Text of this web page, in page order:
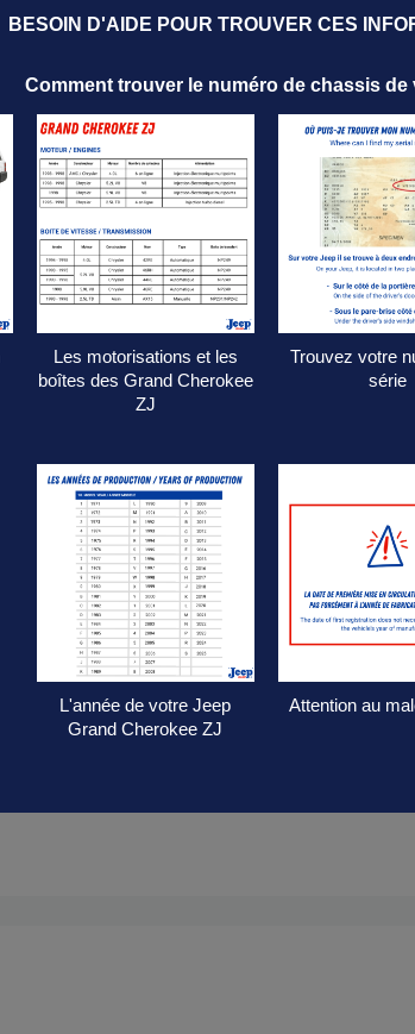
motorisations essence,
polyvalence.
V8 (version limitée)
de gamme
Jeep. Il a su séduire un public à la recherche
BESOIN D'AIDE POUR TROUVER CES
Comment trouver le numéro de chassis de
Les motorisations et les
boîtes des Grand Cherokee
ZJ
Trouvez votre
série
L'année de votre Jeep
Grand Cherokee ZJ
Attention au